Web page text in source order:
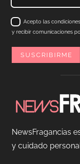
Acepto las
y recibir comunicaciones
NewsFragancias
y cuidado